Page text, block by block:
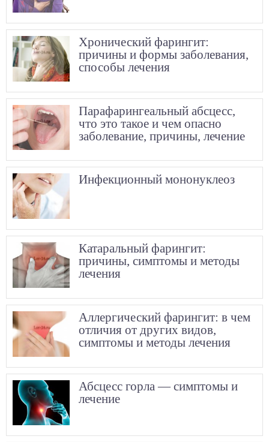
Хронический фарингит:
причины и формы заболевания,
способы лечения
Парафарингеальный абсцесс,
что это такое и чем опасно
заболевание, причины, лечение
Инфекционный мононуклеоз
Катаральный фарингит:
причины, симптомы и методы
лечения
Аллергический фарингит: в чем
отличия от других видов,
симптомы и методы лечения
Абсцесс горла — симптомы и
лечение